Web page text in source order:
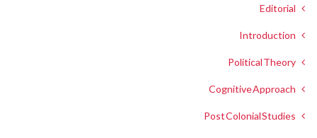
Editorial
Introduction
Political Theory
Cognitive Approach
Post Colonial Studies